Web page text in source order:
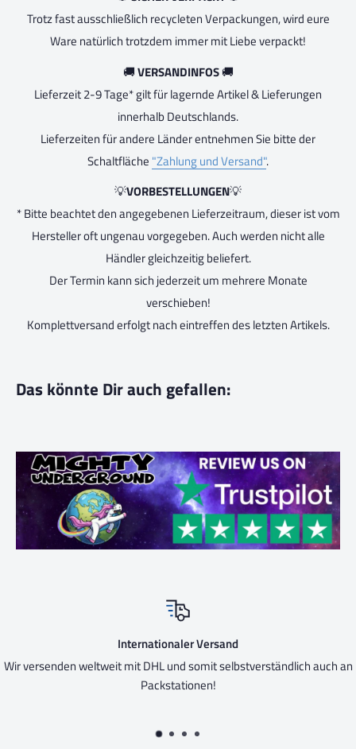
Trotz fast ausschließlich recycleten Verpackungen, wird eure
Ware natürlich trotzdem immer mit Liebe verpackt!
🚚VERSANDINFOS🚚
Lieferzeit 2-9 Tage* gilt für lagernde Artikel & Lieferungen
innerhalb Deutschlands.
Lieferzeiten für andere Länder entnehmen Sie bitte der
Schaltfläche "Zahlung und Versand".
💡VORBESTELLUNGEN💡
* Bitte beachtet den angegebenen Lieferzeitraum, dieser ist vom
Hersteller oft ungenau vorgegeben. Auch werden nicht alle
Händler gleichzeitig beliefert.
Der Termin kann sich jederzeit um mehrere Monate
verschieben!
Komplettversand erfolgt nach eintreffen des letzten Artikels.
Das könnte Dir auch gefallen:
auch an
Sicher verpackt
Trotz fast ausschließlich recycleten Verpackungen,
natürlich trotzdem immer mit Liebe